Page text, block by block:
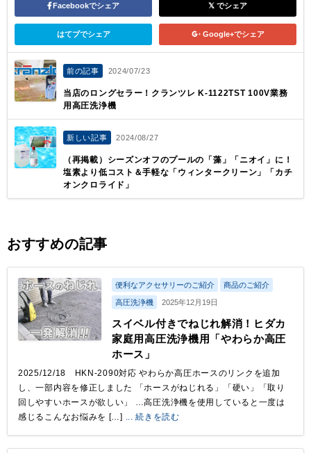
Facebookでシェア でシェア
はてブでシェア Google+でシェア
前の記事 2024/07/23
当店のロングセラー！クランツレ K-1122TST 100V業務
用高圧洗浄機
新しい記事 2024/08/27
（再掲載）シーズンオフのプールの「藻」「ニオイ」に！
塩素より低コスト＆手軽な「ウィンタークリーン」「カチ
オンクロライド」
おすすめの記事
便利なアクセサリーのご紹介 商品のご紹介
高圧洗浄機 2025年12月19日
スイベル付きでねじれ解消！ヒダカ
家庭用高圧洗浄機用「やわらか高圧
ホース」
2025/12/18 HKN-2090対応 やわらか高圧ホースのリンクを追加
し、一部内容を修正しました 「ホースがねじれる」「硬い」「取り
回しやすいホースが欲しい」 …高圧洗浄機を使用していると一度は
感じるこんなお悩みを […] ... 続きを読む